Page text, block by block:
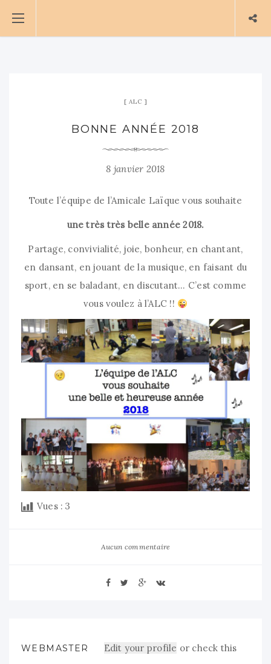
ALC
BONNE ANNÉE 2018
8 janvier 2018
Toute l’équipe de l’Amicale Laïque vous souhaite
une très très belle année 2018.
Partage, convivialité, joie, bonheur, en chantant,
en dansant, en jouant de la musique, en faisant du
sport, en se baladant, en discutant… C’est comme
vous voulez à l’ALC !!
Vues : 3
Aucun commentaire
WEBMASTER Edit your profile or check this